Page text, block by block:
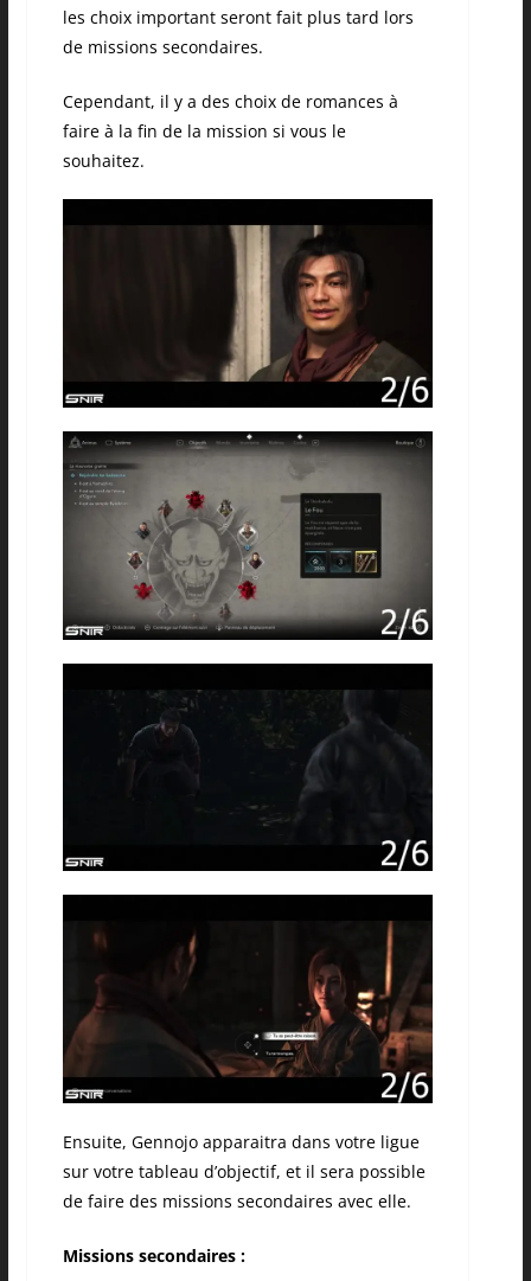
les choix important seront fait plus tard lors
de missions secondaires.
Cependant, il y a des choix de romances à
faire à la fin de la mission si vous le
souhaitez.
Ensuite, Gennojo apparaitra dans votre ligue
sur votre tableau d’objectif, et il sera possible
de faire des missions secondaires avec elle.
Missions secondaires :